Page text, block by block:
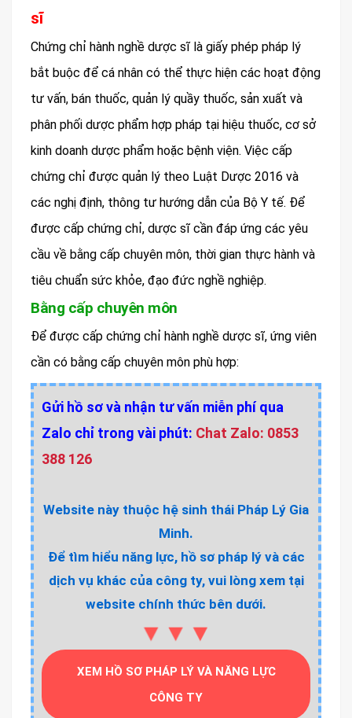
sĩ
Chứng chỉ hành nghề dược sĩ là giấy phép pháp lý
bắt buộc để cá nhân có thể thực hiện các hoạt động
tư vấn, bán thuốc, quản lý quầy thuốc, sản xuất và
phân phối dược phẩm hợp pháp tại hiệu thuốc, cơ sở
kinh doanh dược phẩm hoặc bệnh viện. Việc cấp
chứng chỉ được quản lý theo Luật Dược 2016 và
các nghị định, thông tư hướng dẫn của Bộ Y tế. Để
được cấp chứng chỉ, dược sĩ cần đáp ứng các yêu
cầu về bằng cấp chuyên môn, thời gian thực hành và
tiêu chuẩn sức khỏe, đạo đức nghề nghiệp.
Bằng cấp chuyên môn
Để được cấp chứng chỉ hành nghề dược sĩ, ứng viên
cần có bằng cấp chuyên môn phù hợp:
Gửi hồ sơ và nhận tư vấn miễn phí qua
Zalo chỉ trong vài phút: Chat Zalo: 0853
388 126
Website này thuộc hệ sinh thái Pháp Lý Gia
Minh.
Để tìm hiểu năng lực, hồ sơ pháp lý và các
dịch vụ khác của công ty, vui lòng xem tại
website chính thức bên dưới.
▼▼▼
XEM HỒ SƠ PHÁP LÝ VÀ NĂNG LỰC
CÔNG TY